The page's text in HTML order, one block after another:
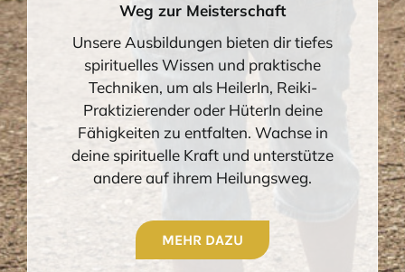
Weg zur Meisterschaft
Unsere Ausbildungen bieten dir tiefes
spirituelles Wissen und praktische
Techniken, um als HeilerIn, Reiki-
Praktizierender oder HüterIn deine
Fähigkeiten zu entfalten. Wachse in
deine spirituelle Kraft und unterstütze
andere auf ihrem Heilungsweg.
MEHR DAZU